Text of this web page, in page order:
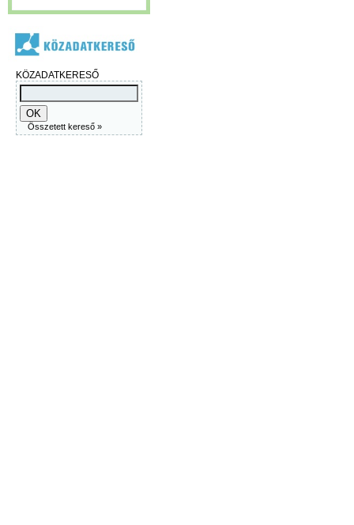
KÖZADATKERESŐ
Összetett kereső »